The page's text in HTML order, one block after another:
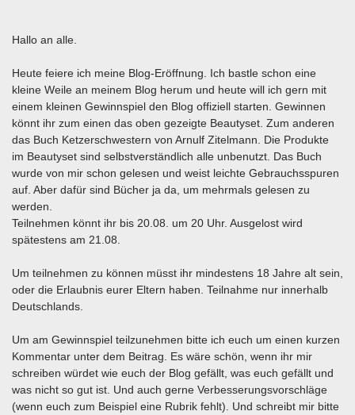
Hallo an alle.
Heute feiere ich meine Blog-Eröffnung. Ich bastle schon eine
kleine Weile an meinem Blog herum und heute will ich gern mit
einem kleinen Gewinnspiel den Blog offiziell starten. Gewinnen
könnt ihr zum einen das oben gezeigte Beautyset. Zum anderen
das Buch Ketzerschwestern von Arnulf Zitelmann. Die Produkte
im Beautyset sind selbstverständlich alle unbenutzt. Das Buch
wurde von mir schon gelesen und weist leichte Gebrauchsspuren
auf. Aber dafür sind Bücher ja da, um mehrmals gelesen zu
werden.
Teilnehmen könnt ihr bis 20.08. um 20 Uhr. Ausgelost wird
spätestens am 21.08.
Um teilnehmen zu können müsst ihr mindestens 18 Jahre alt sein,
oder die Erlaubnis eurer Eltern haben. Teilnahme nur innerhalb
Deutschlands.
Um am Gewinnspiel teilzunehmen bitte ich euch um einen kurzen
Kommentar unter dem Beitrag. Es wäre schön, wenn ihr mir
schreiben würdet wie euch der Blog gefällt, was euch gefällt und
was nicht so gut ist. Und auch gerne Verbesserungsvorschläge
(wenn euch zum Beispiel eine Rubrik fehlt). Und schreibt mir bitte